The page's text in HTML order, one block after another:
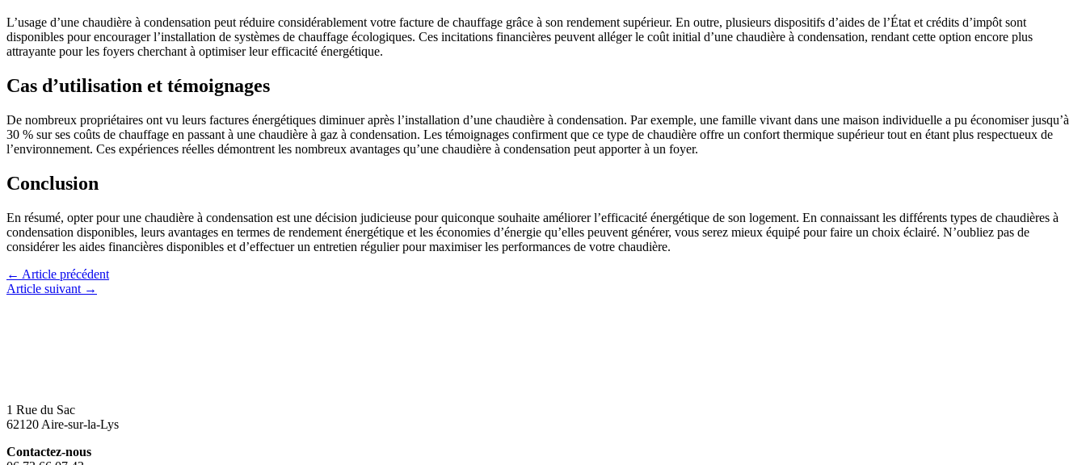
L’usage d’une chaudière à condensation peut réduire considérablement votre facture de chauffage grâce à son rendement supérieur. En outre, plusieurs dispositifs d’aides de l’État et crédits d’impôt sont
disponibles pour encourager l’installation de systèmes de chauffage écologiques. Ces incitations financières peuvent alléger le coût initial d’une chaudière à condensation, rendant cette option encore plus
attrayante pour les foyers cherchant à optimiser leur efficacité énergétique.
Cas d’utilisation et témoignages
De nombreux propriétaires ont vu leurs factures énergétiques diminuer après l’installation d’une chaudière à condensation. Par exemple, une famille vivant dans une maison individuelle a pu économiser jusqu’à
30 % sur ses coûts de chauffage en passant à une chaudière à gaz à condensation. Les témoignages confirment que ce type de chaudière offre un confort thermique supérieur tout en étant plus respectueux de
l’environnement. Ces expériences réelles démontrent les nombreux avantages qu’une chaudière à condensation peut apporter à un foyer.
Conclusion
En résumé, opter pour une chaudière à condensation est une décision judicieuse pour quiconque souhaite améliorer l’efficacité énergétique de son logement. En connaissant les différents types de chaudières à
condensation disponibles, leurs avantages en termes de rendement énergétique et les économies d’énergie qu’elles peuvent générer, vous serez mieux équipé pour faire un choix éclairé. N’oubliez pas de
considérer les aides financières disponibles et d’effectuer un entretien régulier pour maximiser les performances de votre chaudière.
← Article précédent
Article suivant →
1 Rue du Sac
62120 Aire-sur-la-Lys
Contactez-nous